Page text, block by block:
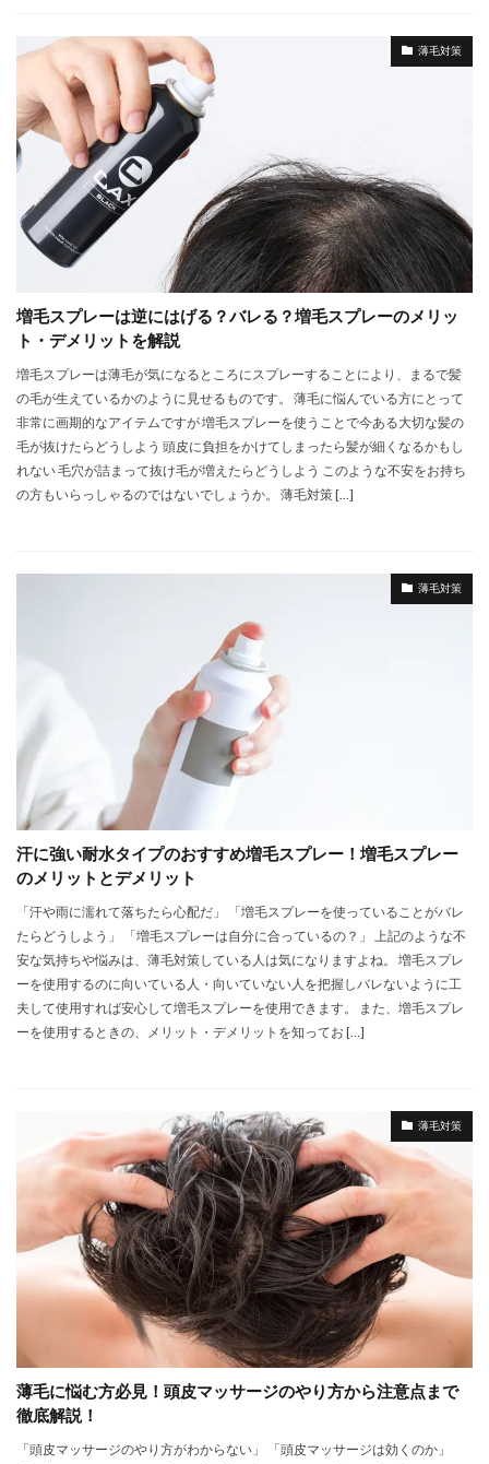
薄毛対策
増毛スプレーは逆にはげる？バレる？増毛スプレーのメリッ
ト・デメリットを解説
増毛スプレーは薄毛が気になるところにスプレーすることにより、まるで髪
の毛が生えているかのように見せるものです。 薄毛に悩んでいる方にとって
非常に画期的なアイテムですが 増毛スプレーを使うことで今ある大切な髪の
毛が抜けたらどうしよう 頭皮に負担をかけてしまったら髪が細くなるかもし
れない 毛穴が詰まって抜け毛が増えたらどうしよう このような不安をお持ち
の方もいらっしゃるのではないでしょうか。 薄毛対策 […]
薄毛対策
汗に強い耐水タイプのおすすめ増毛スプレー！増毛スプレー
のメリットとデメリット
「汗や雨に濡れて落ちたら心配だ」 「増毛スプレーを使っていることがバレ
たらどうしよう」 「増毛スプレーは自分に合っているの？」 上記のような不
安な気持ちや悩みは、薄毛対策している人は気になりますよね。 増毛スプレ
ーを使用するのに向いている人・向いていない人を把握しバレないように工
夫して使用すれば安心して増毛スプレーを使用できます。 また、増毛スプレ
ーを使用するときの、メリット・デメリットを知ってお […]
薄毛対策
薄毛に悩む方必見！頭皮マッサージのやり方から注意点まで
徹底解説！
「頭皮マッサージのやり方がわからない」 「頭皮マッサージは効くのか」